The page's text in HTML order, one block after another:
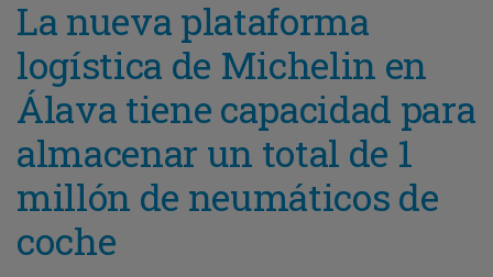
La nueva plataforma
logística de Michelin en
Álava tiene capacidad para
almacenar un total de 1
millón de neumáticos de
coche